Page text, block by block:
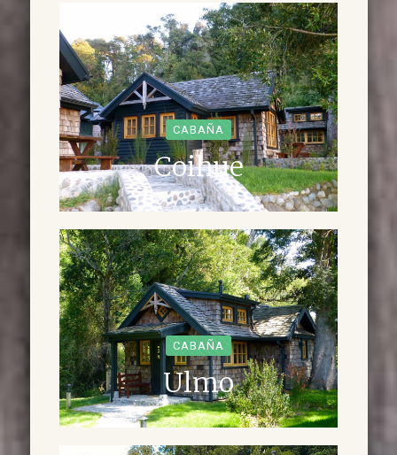
CABAÑA
Coihue
CABAÑA
Ulmo